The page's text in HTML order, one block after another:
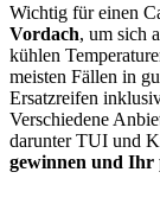
Wichtig für einen
Vordach, um sich
kühlen
meisten Fällen in
Ersatzreifen
Verschiedene
darunter TUI und
gewinnen und Ihr